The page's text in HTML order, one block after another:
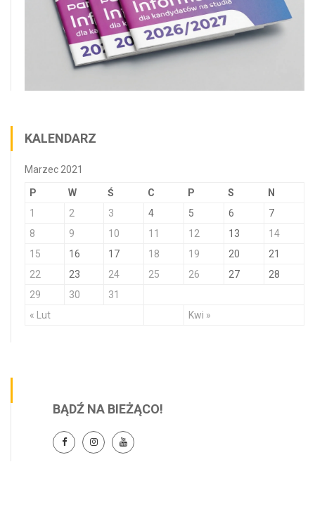
KALENDARZ
Marzec 2021
P W Ś C P S N
« Lut Kwi »
1 2 3 4 5 6
7
8
9 10 11 12 13
14
15
16 17 18 19 20
21
22
23 24 25 26 27
28
29
30 31
BĄDŹ NA BIEŻĄCO!